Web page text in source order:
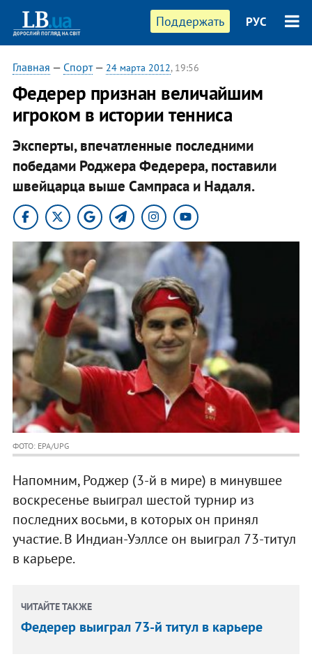
Поддержать РУС
Главная — Спорт— 24 марта 2012, 19:56
Федерер признан величайшим
игроком в истории тенниса
Эксперты, впечатленные последними
победами Роджера Федерера, поставили
швейцарца выше Сампраса и Надаля.
ФОТО: EPA/UPG
Напомним, Роджер (3-й в мире) в минувшее
воскресенье выиграл шестой турнир из
последних восьми, в которых он принял
участие. В Индиан-Уэллсе он выиграл 73-титул
в карьере.
ЧИТАЙТЕ ТАКЖЕ
Федерер выиграл 73-й титул в карьере